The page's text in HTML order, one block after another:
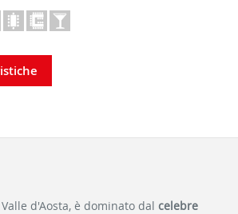
d'Aosta, è dominato dal celebre